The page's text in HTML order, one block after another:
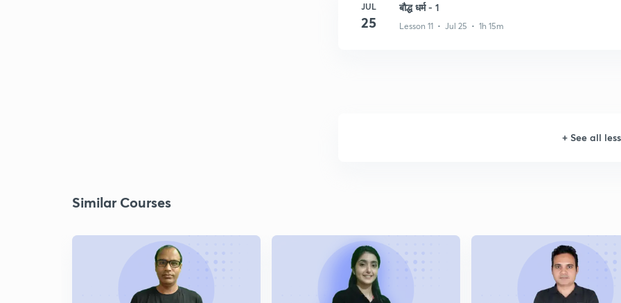
JUL
25
बौद्ध धर्म - 1
Lesson 11 • Jul 25 • 1h 15m
+ See all
Similar Courses